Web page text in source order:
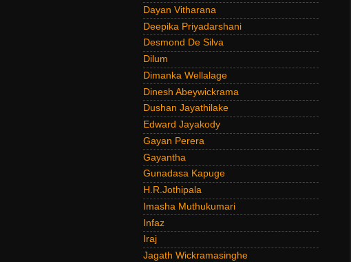
Dayan Vitharana
Deepika Priyadarshani
Desmond De Silva
Dilum
Dimanka Wellalage
Dinesh Abeywickrama
Dushan Jayathilake
Edward Jayakody
Gayan Perera
Gayantha
Gunadasa Kapuge
H.R.Jothipala
Imasha Muthukumari
Infaz
Iraj
Jagath Wickramasinghe